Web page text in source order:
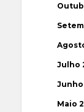
Julho
Junho
Maio